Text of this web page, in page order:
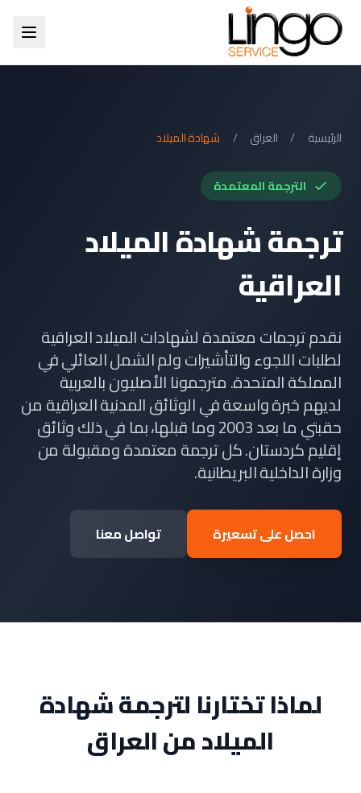
الرئيسية / العراق / شهادة الميلاد
الترجمة المعتمدة
ترجمة شهادة الميلاد
العراقية
نقدم ترجمات معتمدة لشهادات الميلاد العراقية
لطلبات اللجوء والتأشيرات ولم الشمل العائلي في
المملكة المتحدة. مترجمونا الأصليون بالعربية
لديهم خبرة واسعة في الوثائق المدنية العراقية من
حقبتي ما بعد 2003 وما قبلها، بما في ذلك وثائق
إقليم كردستان. كل ترجمة معتمدة ومقبولة من
وزارة الداخلية البريطانية.
احصل على تسعيرة تواصل معنا
لماذا تختارنا لترجمة شهادة
الميلاد من العراق